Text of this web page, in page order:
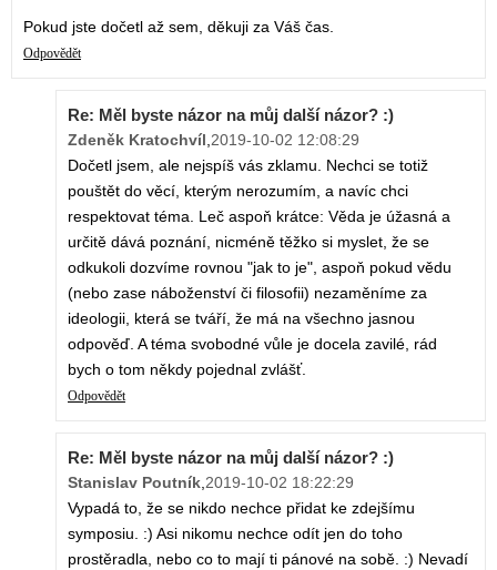
Pokud jste dočetl až sem, děkuji za Váš čas.
Odpovědět
Re: Měl byste názor na můj další názor? :)
Zdeněk Kratochvíl,2019-10-02 12:08:29
Dočetl jsem, ale nejspíš vás zklamu. Nechci se totiž
pouštět do věcí, kterým nerozumím, a navíc chci
respektovat téma. Leč aspoň krátce: Věda je úžasná a
určitě dává poznání, nicméně těžko si myslet, že se
odkukoli dozvíme rovnou "jak to je", aspoň pokud vědu
(nebo zase náboženství či filosofii) nezaměníme za
ideologii, která se tváří, že má na všechno jasnou
odpověď. A téma svobodné vůle je docela zavilé, rád
bych o tom někdy pojednal zvlášť.
Odpovědět
Re: Měl byste názor na můj další názor? :)
Stanislav Poutník,2019-10-02 18:22:29
Vypadá to, že se nikdo nechce přidat ke zdejšímu
symposiu. :) Asi nikomu nechce odít jen do toho
prostěradla, nebo co to mají ti pánové na sobě. :) Nevadí